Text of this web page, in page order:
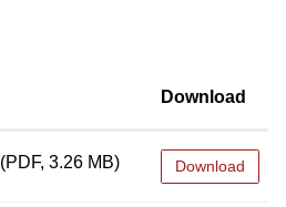
Download
(PDF, 3.26 MB) Download